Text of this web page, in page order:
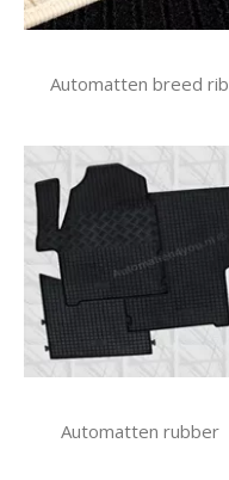
Automatten breed rib
Automatten rubber